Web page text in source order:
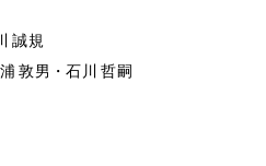
誠規
敦男・石川 哲嗣